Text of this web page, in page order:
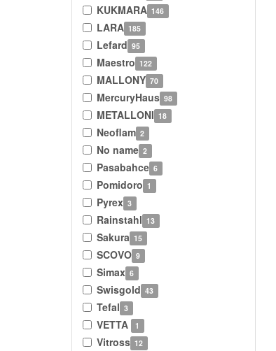
KUKMARA 146
LARA 185
Lefard 95
Maestro 122
MALLONY 70
MercuryHaus 98
METALLONI 18
Neoflam 2
No name 2
Pasabahce 6
Pomidoro 1
Pyrex 3
Rainstahl 13
Sakura 15
SCOVO 9
Simax 6
Swisgold 43
Tefal 3
VETTA 1
Vitross 12